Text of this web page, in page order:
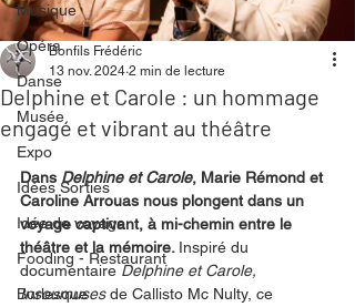
Musique
Opéra
Danse
Musée
Expo
Idées Sorties
Idée de voyage
Fooding - Restaurant
Burlesque
Delphine et Carole : un hommage
engagé et vibrant au théâtre
Bonfils Frédéric
13 nov. 2024 2 min de lecture
Dans Delphine et Carole, Marie Rémond et
Caroline Arrouas nous plongent dans un
voyage captivant, à mi-chemin entre le
théâtre et la mémoire. Inspiré du
documentaire Delphine et Carole,
Insoumuses de Callisto Mc Nulty, ce